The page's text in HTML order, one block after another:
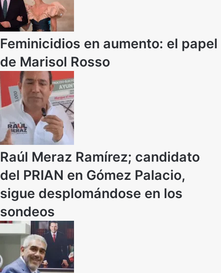
Feminicidios en aumento: el papel
de Marisol Rosso
Raúl Meraz Ramírez; candidato
del PRIAN en Gómez Palacio,
sigue desplomándose en los
sondeos